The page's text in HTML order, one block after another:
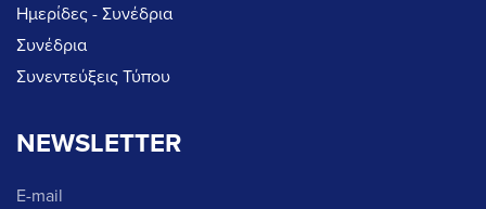
Ημερίδες - Συνέδρια
Συνέδρια
Συνεντεύξεις Τύπου
NEWSLETTER
E-mail